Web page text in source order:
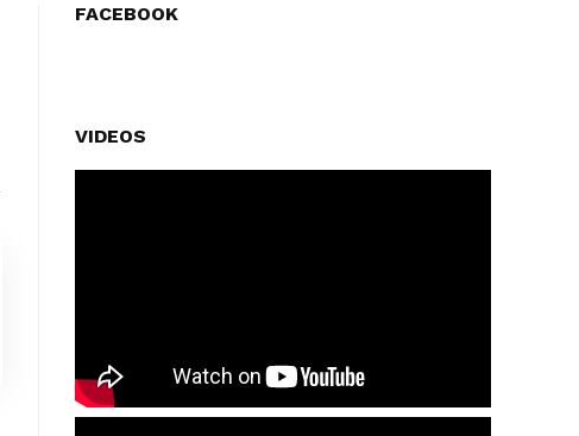
FACEBOOK
VIDEOS